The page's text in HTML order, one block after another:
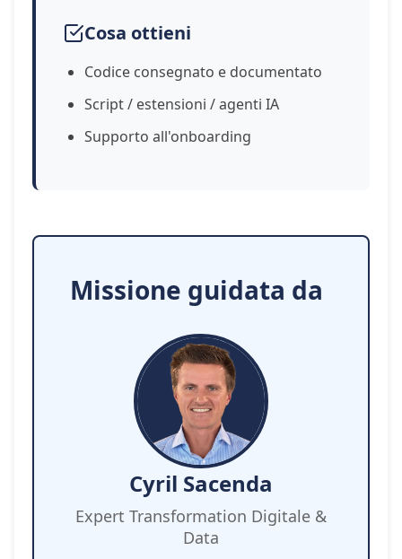
Cosa ottieni
Codice consegnato e documentato
Script / estensioni / agenti IA
Supporto all'onboarding
Missione guidata da
Cyril Sacenda
Expert Transformation Digitale &
Data